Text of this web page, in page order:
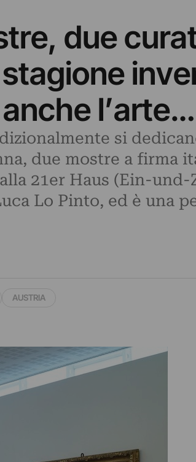
due
l’arte…
si
due mostre a firma
21er Haus (Ein-und-
Lo Pinto, ed è una
AUSTRIA